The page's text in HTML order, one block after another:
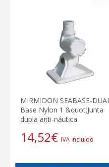
MIRMIDON SEABASE-DUAL
Base Nylon 1 &quot;Junta
dupla anti-náutica
14,52€ IVA incluído